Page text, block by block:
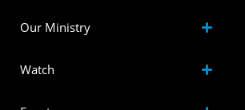
Our Ministry
Watch